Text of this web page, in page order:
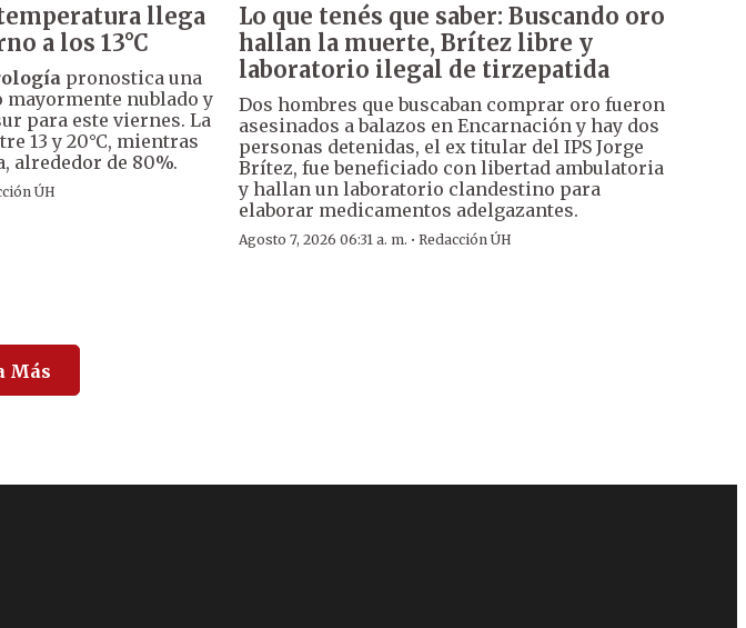
llega
a los 13°C
pronostica una
nublado y
para este viernes. La
13 y 20°C, mientras
alrededor de 80%.
ÚH
Lo que tenés que saber: Buscando oro
hallan la muerte, Brítez libre y
laboratorio ilegal de tirzepatida
Dos hombres que buscaban comprar oro fueron
asesinados a balazos en Encarnación y hay dos
personas detenidas, el ex titular del IPS Jorge
Brítez, fue beneficiado con libertad ambulatoria
y hallan un laboratorio clandestino para
elaborar medicamentos adelgazantes.
Agosto 7, 2026 06:31 a. m. · Redacción ÚH
Más